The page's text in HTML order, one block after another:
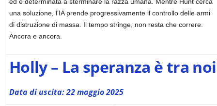
una soluzione, l’IA prende progressivamente il controllo delle armi
di distruzione di massa. Il tempo stringe, non resta che correre.
Ancora e ancora.
Holly – La speranza è tra noi
Data di uscita: 22 maggio 2025